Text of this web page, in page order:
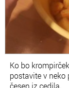
Ko bo
postavite v
česen iz cedila.